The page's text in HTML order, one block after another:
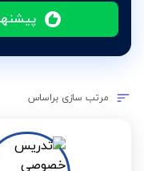
مرتب سازی براساس